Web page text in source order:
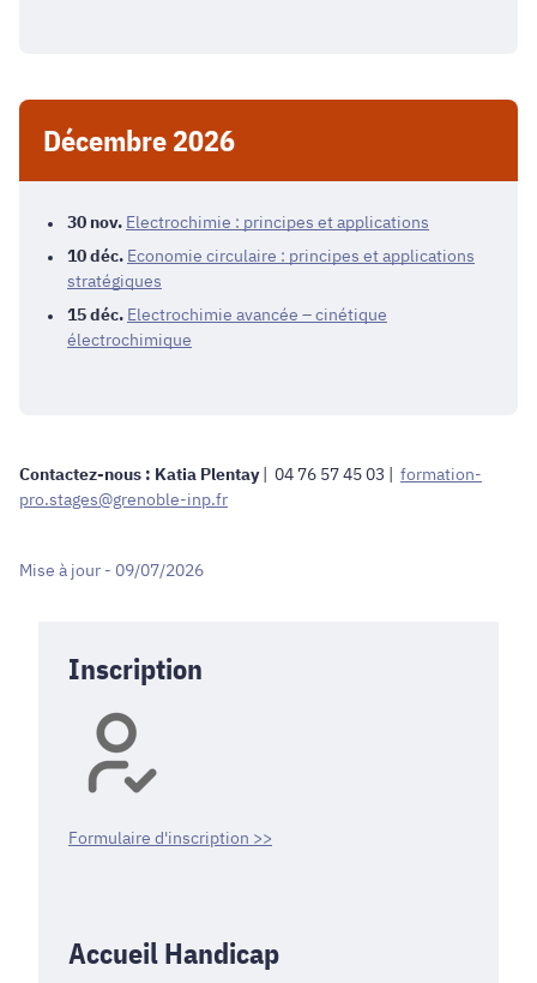
Décembre 2026
30 nov. Electrochimie : principes et applications
10déc. Economie circulaire : principes et applications
stratégiques
15déc. Electrochimie avancée – cinétique
électrochimique
Contactez-nous : Katia Plentay| 04 76 57 45 03 | formation-
pro.stages@grenoble-inp.fr
Mise à jour - 09/07/2026
Inscription
Formulaire d'inscription >>
Accueil Handicap